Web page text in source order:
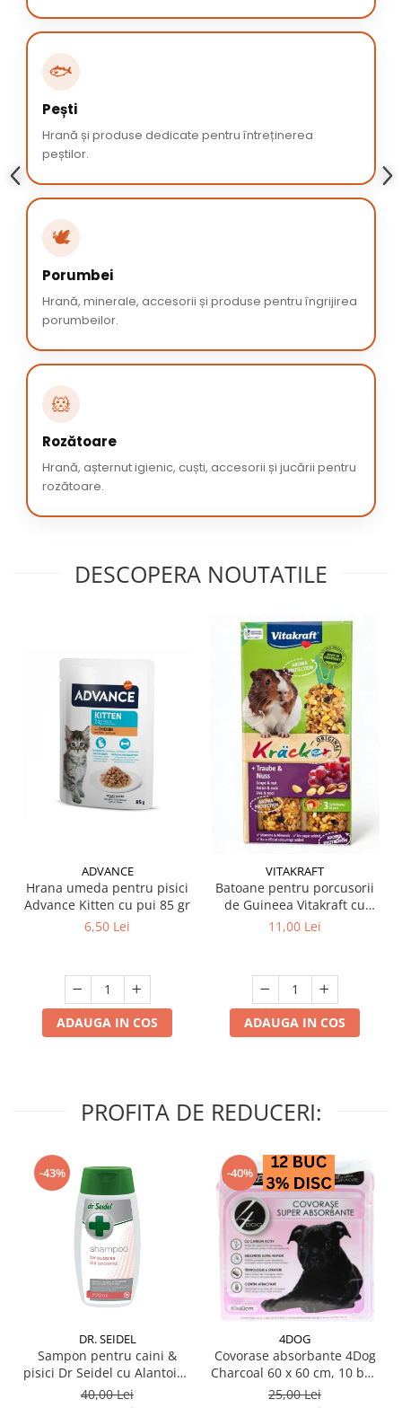
🐟
Pești
Hrană și produse dedicate pentru întreținerea
peștilor.
🕊️
Porumbei
Hrană, minerale, accesorii și produse pentru îngrijirea
porumbeilor.
🐹
Rozătoare
Hrană, așternut igienic, cuști, accesorii și jucării pentru
rozătoare.
DESCOPERA NOUTATILE
ADVANCE
Hrana umeda pentru pisici
Advance Kitten cu pui 85 gr
6,50 Lei
ADAUGA IN COS
VITAKRAFT
Batoane pentru porcusorii
de Guineea Vitakraft cu
struguri & nuci 2 buc
11,00 Lei
ADAUGA IN COS
PROFITA DE REDUCERI:
-43%
DR. SEIDEL
Sampon pentru caini &
pisici Dr Seidel cu Alantoina
220 ml
40,00 Lei
-40%
4DOG
Covorase absorbante 4Dog
Charcoal 60 x 60 cm, 10 buc
/ pachet
25,00 Lei